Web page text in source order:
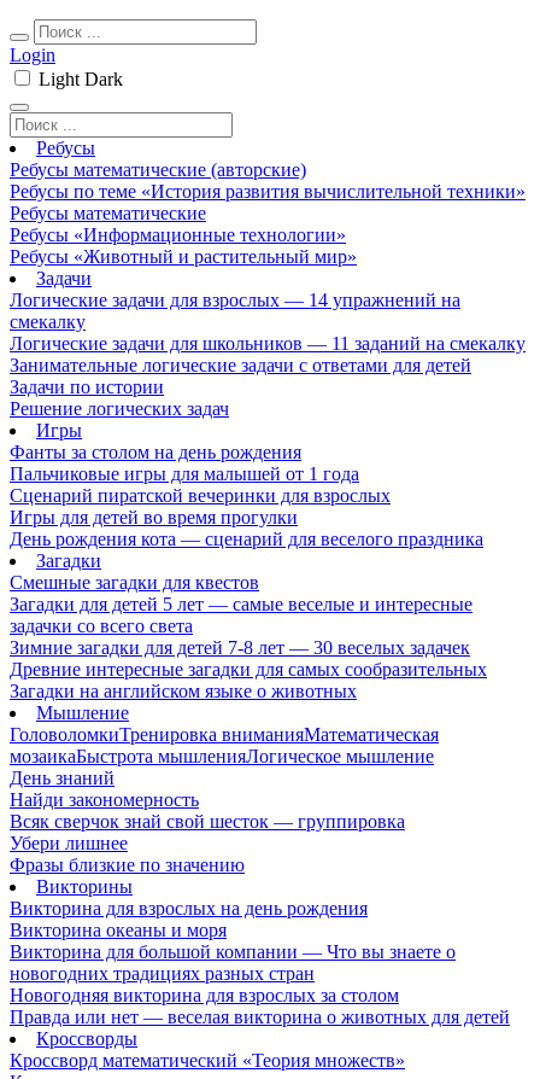
Login
Light Dark
Ребусы
Ребусы математические (авторские)
Ребусы по теме «История развития вычислительной техники»
Ребусы математические
Ребусы «Информационные технологии»
Ребусы «Животный и растительный мир»
Задачи
Логические задачи для взрослых — 14 упражнений на
смекалку
Логические задачи для школьников — 11 заданий на смекалку
Занимательные логические задачи с ответами для детей
Задачи по истории
Решение логических задач
Игры
Фанты за столом на день рождения
Пальчиковые игры для малышей от 1 года
Сценарий пиратской вечеринки для взрослых
Игры для детей во время прогулки
День рождения кота — сценарий для веселого праздника
Загадки
Смешные загадки для квестов
Загадки для детей 5 лет — самые веселые и интересные
задачки со всего света
Зимние загадки для детей 7-8 лет — 30 веселых задачек
Древние интересные загадки для самых сообразительных
Загадки на английском языке о животных
Мышление
ГоловоломкиТренировка вниманияМатематическая
мозаикаБыстрота мышленияЛогическое мышление
День знаний
Найди закономерность
Всяк сверчок знай свой шесток — группировка
Убери лишнее
Фразы близкие по значению
Викторины
Викторина для взрослых на день рождения
Викторина океаны и моря
Викторина для большой компании — Что вы знаете о
новогодних традициях разных стран
Новогодняя викторина для взрослых за столом
Правда или нет — веселая викторина о животных для детей
Кроссворды
Кроссворд математический «Теория множеств»